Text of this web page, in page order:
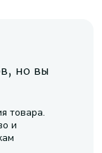
но вы
товара.
и